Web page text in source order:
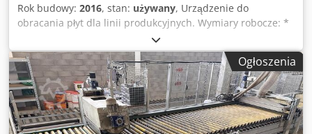
Rok budowy: 2016, stan: używany, Urządzenie do
obracania płyt dla linii produkcyjnych. Wymiary robocze: *
Maksymalna szerokość płyty: 1300 mm. * Maksymalna
długość płyty: 3200 mm. * System obrotowy: podwójny
stożek. * Kierunek obrotu: ruch wzdłużny/poprzeczny. To
urządzenie jest często stosowane w przemyśle drzewnym i
meblarskim, aby ułatwić przemieszczanie płyt podczas
obróbki. Djdpfx Amow Da Shsvock
Ogłoszenia